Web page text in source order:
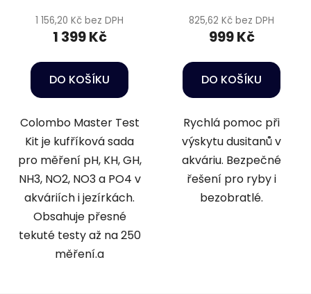
1 156,20 Kč bez DPH
1 399 Kč
DO KOŠÍKU
Colombo Master Test
Kit je kufříková sada
pro měření pH, KH, GH,
NH3, NO2, NO3 a PO4 v
akváriích i jezírkách.
Obsahuje přesné
tekuté testy až na 250
měření.a
825,62 Kč bez DPH
999 Kč
DO KOŠÍKU
Rychlá pomoc při
výskytu dusitanů v
akváriu. Bezpečné
řešení pro ryby i
bezobratlé.